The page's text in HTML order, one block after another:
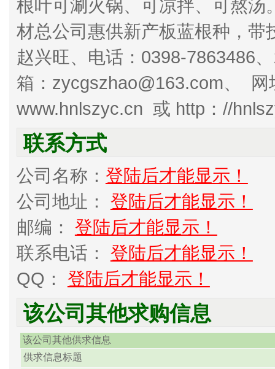
根叶可涮火锅、可凉拌、可熬
材总公司惠供新产板蓝根种，
赵兴旺、电话：0398-7863486
箱：zycgszhao@163.com、 网
www.hnlszyc.cn 或 http：//
联系方式
公司名称： 登陆后才能显示！
公司地址： 登陆后才能显示！
邮编： 登陆后才能显示！
联系电话： 登陆后才能显示！
QQ： 登陆后才能显示！
该公司其他求购信息
该公司其他供求信息
供求信息标题